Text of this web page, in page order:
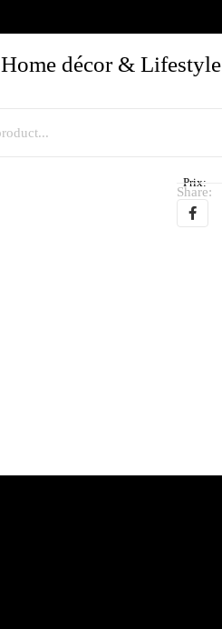
Home décor & Lifestyle
Prix:
Share: